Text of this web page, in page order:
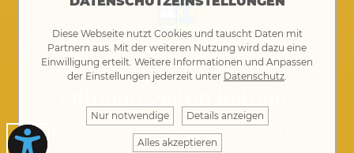
Montag bis Donnerstag von 8 bis 12 Uhr
Diese Webseite nutzt Cookies und tauscht Daten mit
Partnern aus. Mit der weiteren Nutzung wird dazu eine
Einwilligung erteilt. Weitere Informationen und Anpassen
der Einstellungen jederzeit unter Datenschutz.
Nur notwendige Details anzeigen
Alles akzeptieren